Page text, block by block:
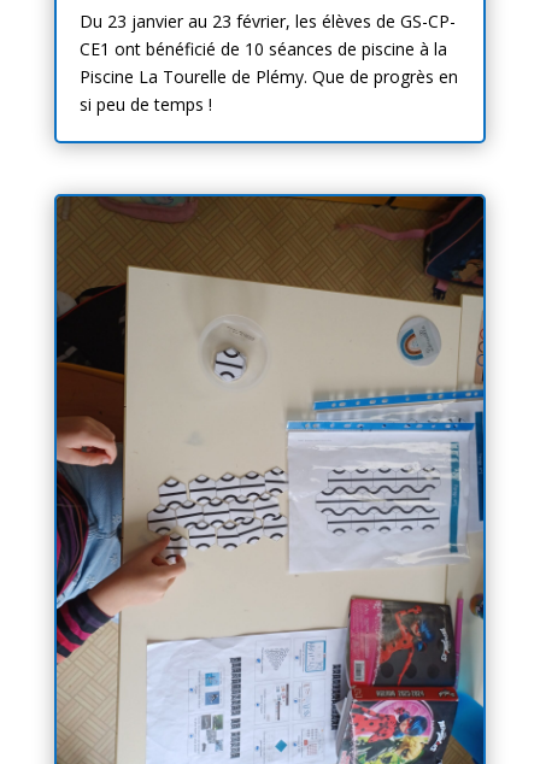
Du 23 janvier au 23 février, les élèves de GS-CP-
CE1 ont bénéficié de 10 séances de piscine à la
Piscine La Tourelle de Plémy. Que de progrès en
si peu de temps !